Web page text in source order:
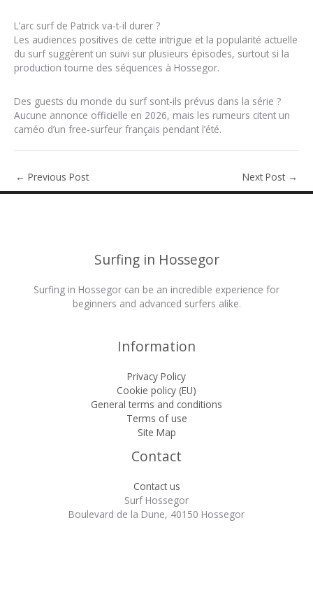
L’arc surf de Patrick va-t-il durer ?
Les audiences positives de cette intrigue et la popularité actuelle
du surf suggèrent un suivi sur plusieurs épisodes, surtout si la
production tourne des séquences à Hossegor.
Des guests du monde du surf sont-ils prévus dans la série ?
Aucune annonce officielle en 2026, mais les rumeurs citent un
caméo d’un free-surfeur français pendant l’été.
← Previous Post Next Post →
Surfing in Hossegor
Surfing in Hossegor can be an incredible experience for
beginners and advanced surfers alike.
Information
Privacy Policy
Cookie policy (EU)
General terms and conditions
Terms of use
Site Map
Contact
Contact us
Surf Hossegor
Boulevard de la Dune, 40150 Hossegor